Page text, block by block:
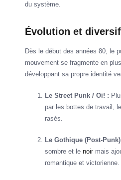
du système.
Évolution et
Dès le début des années 80, le
mouvement se fragmente en
développant sa propre identité
Le Street Punk / Oi! :
par les bottes de travail,
rasés.
Le Gothique (Post-
sombre et le noir mais
romantique et victorienne.